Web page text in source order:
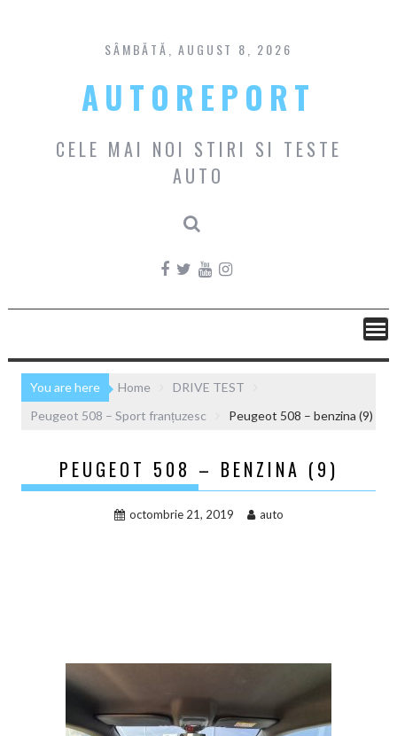
content
SÂMBĂTĂ, AUGUST 8, 2026
AUTOREPORT
CELE MAI NOI STIRI SI TESTE
AUTO
You are here Home
DRIVE TEST
Peugeot 508 – Sport franțuzesc
Peugeot 508 – benzina (9)
PEUGEOT 508 – BENZINA (9)
octombrie 21, 2019 auto